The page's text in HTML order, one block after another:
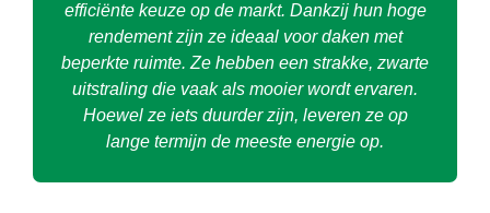
efficiënte keuze op de markt. Dankzij hun hoge
rendement zijn ze ideaal voor daken met
beperkte ruimte. Ze hebben een strakke, zwarte
uitstraling die vaak als mooier wordt ervaren.
Hoewel ze iets duurder zijn, leveren ze op
lange termijn de meeste energie op.